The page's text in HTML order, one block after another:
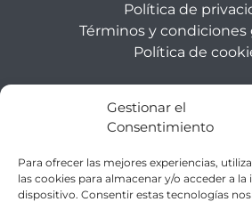
Gestionar el
Consentimiento
Para ofrecer las mejores experiencias,
las cookies para almacenar y/o acceder a
dispositivo. Consentir estas tecnologías
Política de
Términos y condiciones
Política de
DATOS DE
+34 669 002 719